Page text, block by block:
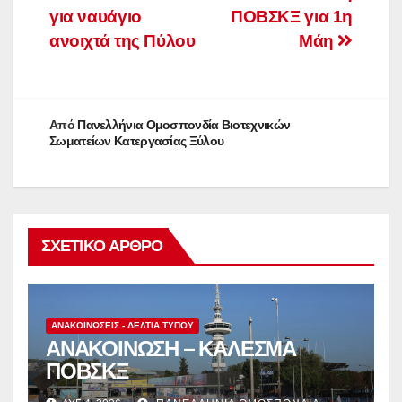
άρθρων
ΠΟΒΣΚΞ για 1η
Μάη
για ναυάγιο
ανοιχτά της Πύλου
Από Πανελλήνια Ομοσπονδία Βιοτεχνικών
Σωματείων Κατεργασίας Ξύλου
ΣΧΕΤΙΚΌ ΆΡΘΡΟ
ΑΝΑΚΟΙΝΏΣΕΙΣ - ΔΕΛΤΊΑ ΤΎΠΟΥ
ΑΝΑΚΟΙΝΩΣΗ – ΚΑΛΕΣΜΑ
ΠΟΒΣΚΞ